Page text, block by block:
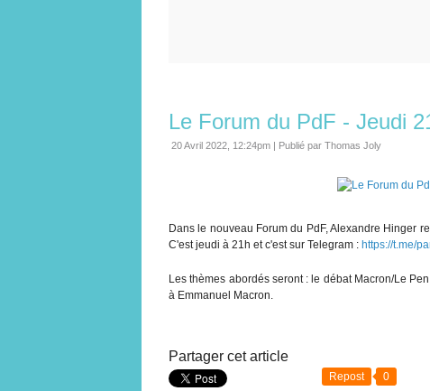
Le Forum du PdF - Jeudi
20 Avril 2022, 12:24pm | Publié par Thomas Joly
Dans le nouveau Forum du PdF, Alexandre Hinger
C'est jeudi à 21h et c'est sur Telegram : https://t.me/
Les thèmes abordés seront : le débat Macron/Le
à Emmanuel Macron.
Partager cet article
Repost 0